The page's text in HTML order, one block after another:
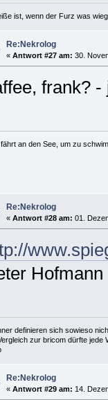
ist, wenn der Furz was
Re:Nekrolog
« Antwort #27 am: 30.
frank?
an den See, um zu
Re:Nekrolog
« Antwort #28 am: 01.
Hofmann
definieren sich sowieso
zur bricom dürfte jede
Re:Nekrolog
« Antwort #29 am: 14.